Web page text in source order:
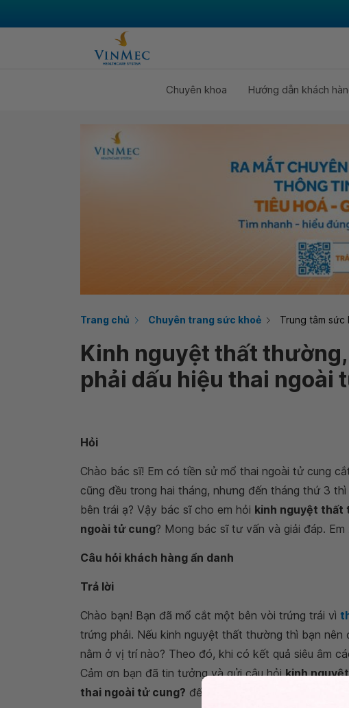
Chuyên khoa Hướng dẫn khách
Trang chủ Chuyên trang sức khoẻ Trung tâm sức
Kinh nguyệt thất
phải dấu hiệu thai ngoài
Hỏi
Chào bác sĩ! Em có tiền sử mổ thai ngoài tử cung
cũng đều trong hai tháng, nhưng đến tháng thứ 3 thì
bên trái ạ? Vậy bác sĩ cho em hỏi kinh nguyệt thất
ngoài tử cung? Mong bác sĩ tư vấn và giải đáp.
Câu hỏi khách hàng ẩn danh
Trả lời
Chào bạn! Bạn đã mổ cắt một bên vòi trứng trái vì
trứng phải. Nếu kinh nguyệt thất thường thì bạn
nằm ở vị trí nào? Theo đó, khi có kết quả siêu âm
Cảm ơn bạn đã tin tưởng và gửi câu hỏikinh
thai ngoài tử cung? đến Vinmec. Chúc bạn luôn có